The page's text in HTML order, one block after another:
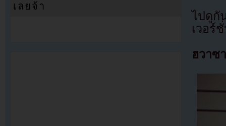
ไปดูกั
เวอร์
ฮวาซ
เลยจ้า